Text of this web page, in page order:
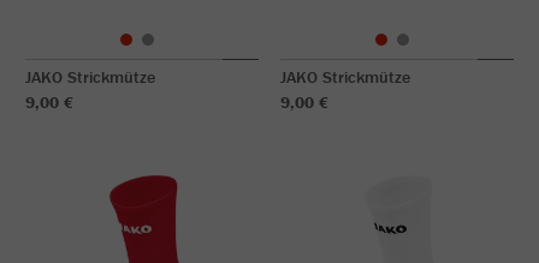
JAKO Strickmütze
9,00 €
JAKO Strickmütze
9,00 €